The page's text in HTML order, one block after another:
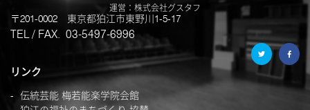
運営：株式会社グスタフ
201-0002 東京都狛江市東野川1-5-17
03-5497-6996
リンク
伝統芸能 梅若能楽学院会館